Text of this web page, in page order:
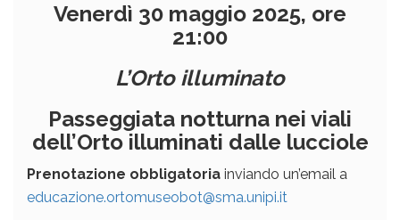
Venerdì 30 maggio 2025, ore
21:00
L’Orto illuminato
Passeggiata notturna nei viali
dell’Orto illuminati dalle lucciole
Prenotazione obbligatoria inviando un’email a
educazione.ortomuseobot@sma.unipi.it